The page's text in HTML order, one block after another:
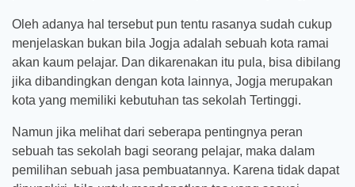
Oleh adanya hal tersebut pun tentu rasanya sudah cukup
menjelaskan bukan bila Jogja adalah sebuah kota ramai
akan kaum pelajar. Dan dikarenakan itu pula, bisa dibilang
jika dibandingkan dengan kota lainnya, Jogja merupakan
kota yang memiliki kebutuhan tas sekolah Tertinggi.
Namun jika melihat dari seberapa pentingnya peran
sebuah tas sekolah bagi seorang pelajar, maka dalam
pemilihan sebuah jasa pembuatannya. Karena tidak dapat